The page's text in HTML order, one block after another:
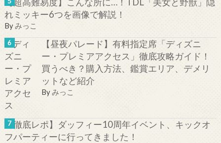
れミッキー6つを画像で解説！
Byみっこ
【昼夜パレード】有料指定席「ディズニ
ー・プレミアアクセス」徹底攻略ガイド！
買うべき？購入方法、鑑賞エリア、デメリ
ットなど紹介
By みっこ
【徹底レポ】ダッフィー10周年イベント、キックオ
フパーティーに行ってきました！